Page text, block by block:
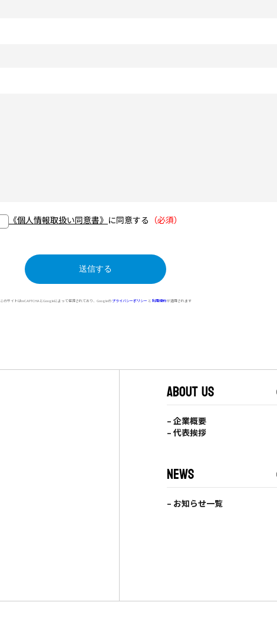
《個人情報取扱い同意書》 に同意する （必須）
このサイトはreCAPTCHAとGoogleによって保護されており、Googleのプライバシーポリシー と 利用規約が適用されます
ABOUT US
– 企業概要
– 代表挨拶
NEWS
– お知らせ一覧